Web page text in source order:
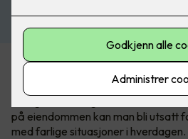
En trygg og mer
på eiendommen kan man bli utsatt
med farlige situasjoner i hverdagen.